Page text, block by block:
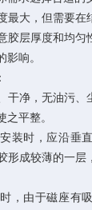
大，但需要在
胶层厚度和均匀
影响。
净，无油污、
之平整。
时，应沿垂直
形成较薄的一层
由于磁座有吸